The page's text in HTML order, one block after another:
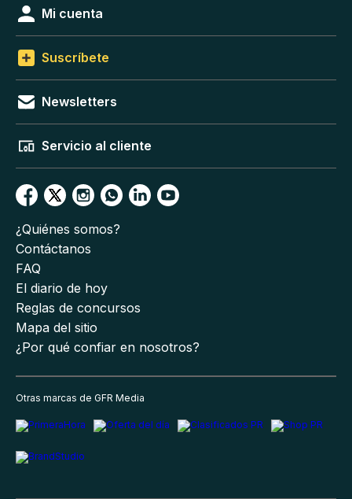
Mi cuenta
Suscríbete
Newsletters
Servicio al cliente
¿Quiénes somos?
Contáctanos
FAQ
El diario de hoy
Reglas de concursos
Mapa del sitio
¿Por qué confiar en nosotros?
Otras marcas de GFR Media